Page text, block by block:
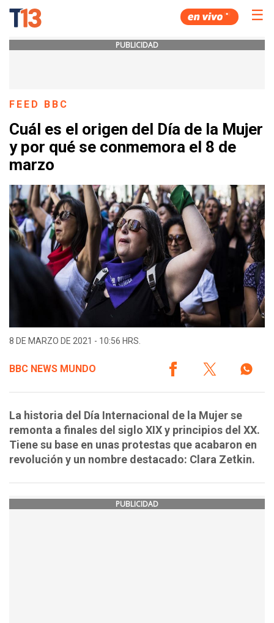
☰
PUBLICIDAD
FEED BBC
Cuál es el origen del Día de la Mujer
y por qué se conmemora el 8 de
marzo
8 DE MARZO DE 2021 - 10:56 HRS.
BBC NEWS MUNDO
La historia del Día Internacional de la Mujer se
remonta a finales del siglo XIX y principios del XX.
Tiene su base en unas protestas que acabaron en
revolución y un nombre destacado: Clara Zetkin.
PUBLICIDAD